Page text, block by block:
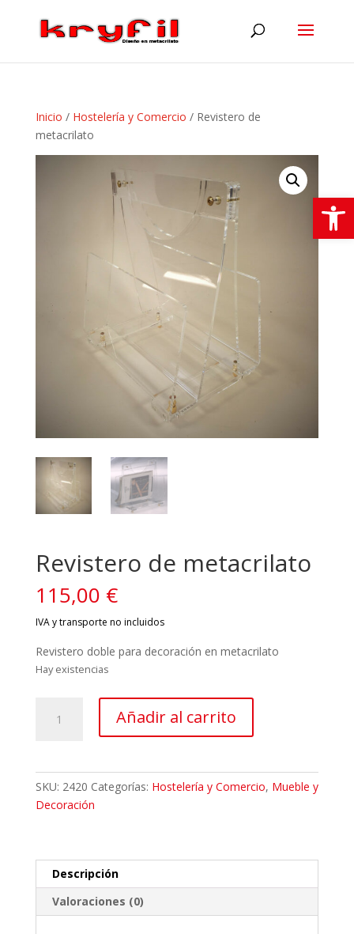
Inicio / Hostelería y Comercio / Revistero de
metacrilato
Revistero de metacrilato
115,00 €
Revistero doble para decoración en metacrilato
Hay existencias
Añadir al carrito
SKU: 2420 Categorías: Hostelería y Comercio, Mueble y
Decoración
Descripción
Valoraciones (0)